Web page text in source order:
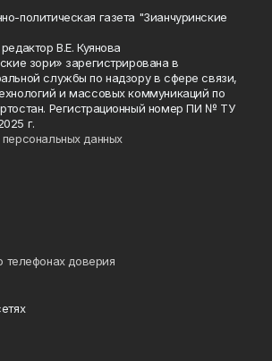
политическая газета "Зианчуринские
В.Е. Куянова
зори» зарегистрирована в
службы по надзору в сфере связи,
и массовых коммуникаций по
Регистрационный номер ПИ № ТУ
г.
данных
телефонах доверия